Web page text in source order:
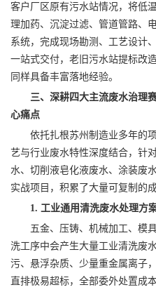
客户厂区原有污水站情况，将低
理加药、沉淀过滤、管道管路、
系统，完成现场勘测、工艺设计
一站式交付，老旧污水站提标改
同样具备丰富落地经验。
三、深耕四大主流废水治理
心痛点
依托扎根苏州制造业多年的
艺与行业废水特性深度结合，针
水、切削液皂化液废水、涂装废
实战项目，积累了大量可复制的
1. 工业通用清洗废水处理方
五金、压铸、机械加工、模
洗工序中会产生大量工业清洗废
污、悬浮杂质、少量重金属离子
直排极易超标，全部委外处置成